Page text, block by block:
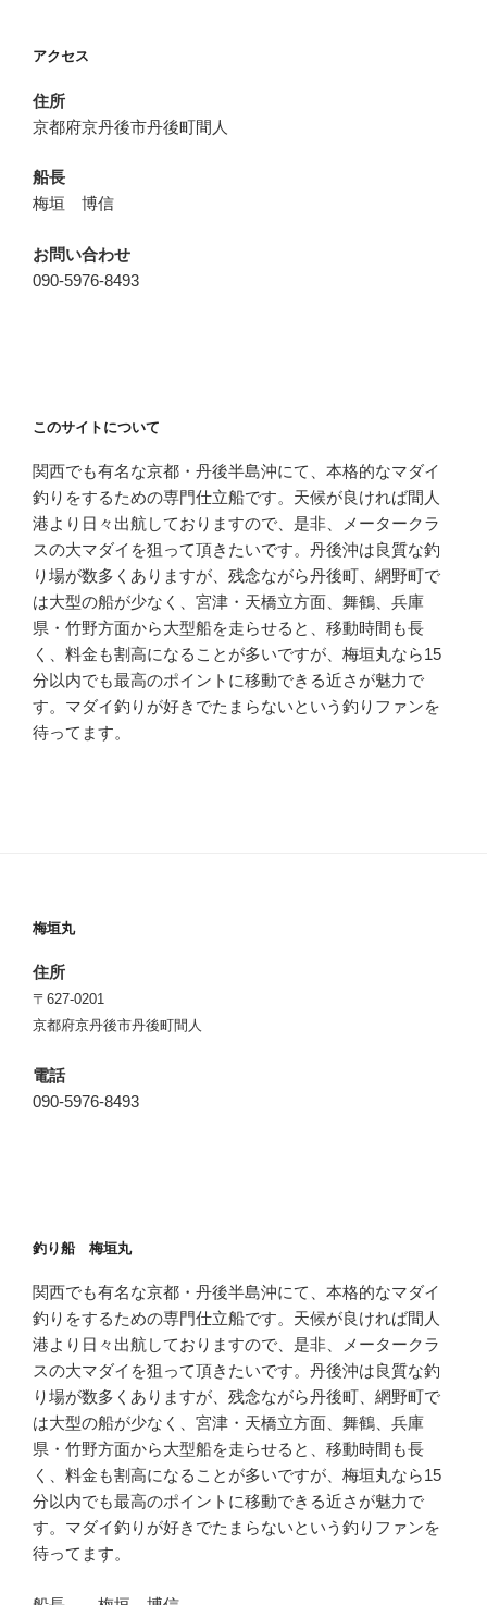
ン
アクセス
住所
京都府京丹後市丹後町間人
船長
梅垣 博信
お問い合わせ
090-5976-8493
このサイトについて
関西でも有名な京都・丹後半島沖にて、本格的なマダイ
釣りをするための専門仕立船です。天候が良ければ間人
港より日々出航しておりますので、是非、メータークラ
スの大マダイを狙って頂きたいです。丹後沖は良質な釣
り場が数多くありますが、残念ながら丹後町、網野町で
は大型の船が少なく、宮津・天橋立方面、舞鶴、兵庫
県・竹野方面から大型船を走らせると、移動時間も長
く、料金も割高になることが多いですが、梅垣丸なら15
分以内でも最高のポイントに移動できる近さが魅力で
す。マダイ釣りが好きでたまらないという釣りファンを
待ってます。
梅垣丸
住所
〒627-0201
京都府京丹後市丹後町間人
電話
090-5976-8493
釣り船 梅垣丸
関西でも有名な京都・丹後半島沖にて、本格的なマダイ
釣りをするための専門仕立船です。天候が良ければ間人
港より日々出航しておりますので、是非、メータークラ
スの大マダイを狙って頂きたいです。丹後沖は良質な釣
り場が数多くありますが、残念ながら丹後町、網野町で
は大型の船が少なく、宮津・天橋立方面、舞鶴、兵庫
県・竹野方面から大型船を走らせると、移動時間も長
く、料金も割高になることが多いですが、梅垣丸なら15
分以内でも最高のポイントに移動できる近さが魅力で
す。マダイ釣りが好きでたまらないという釣りファンを
待ってます。